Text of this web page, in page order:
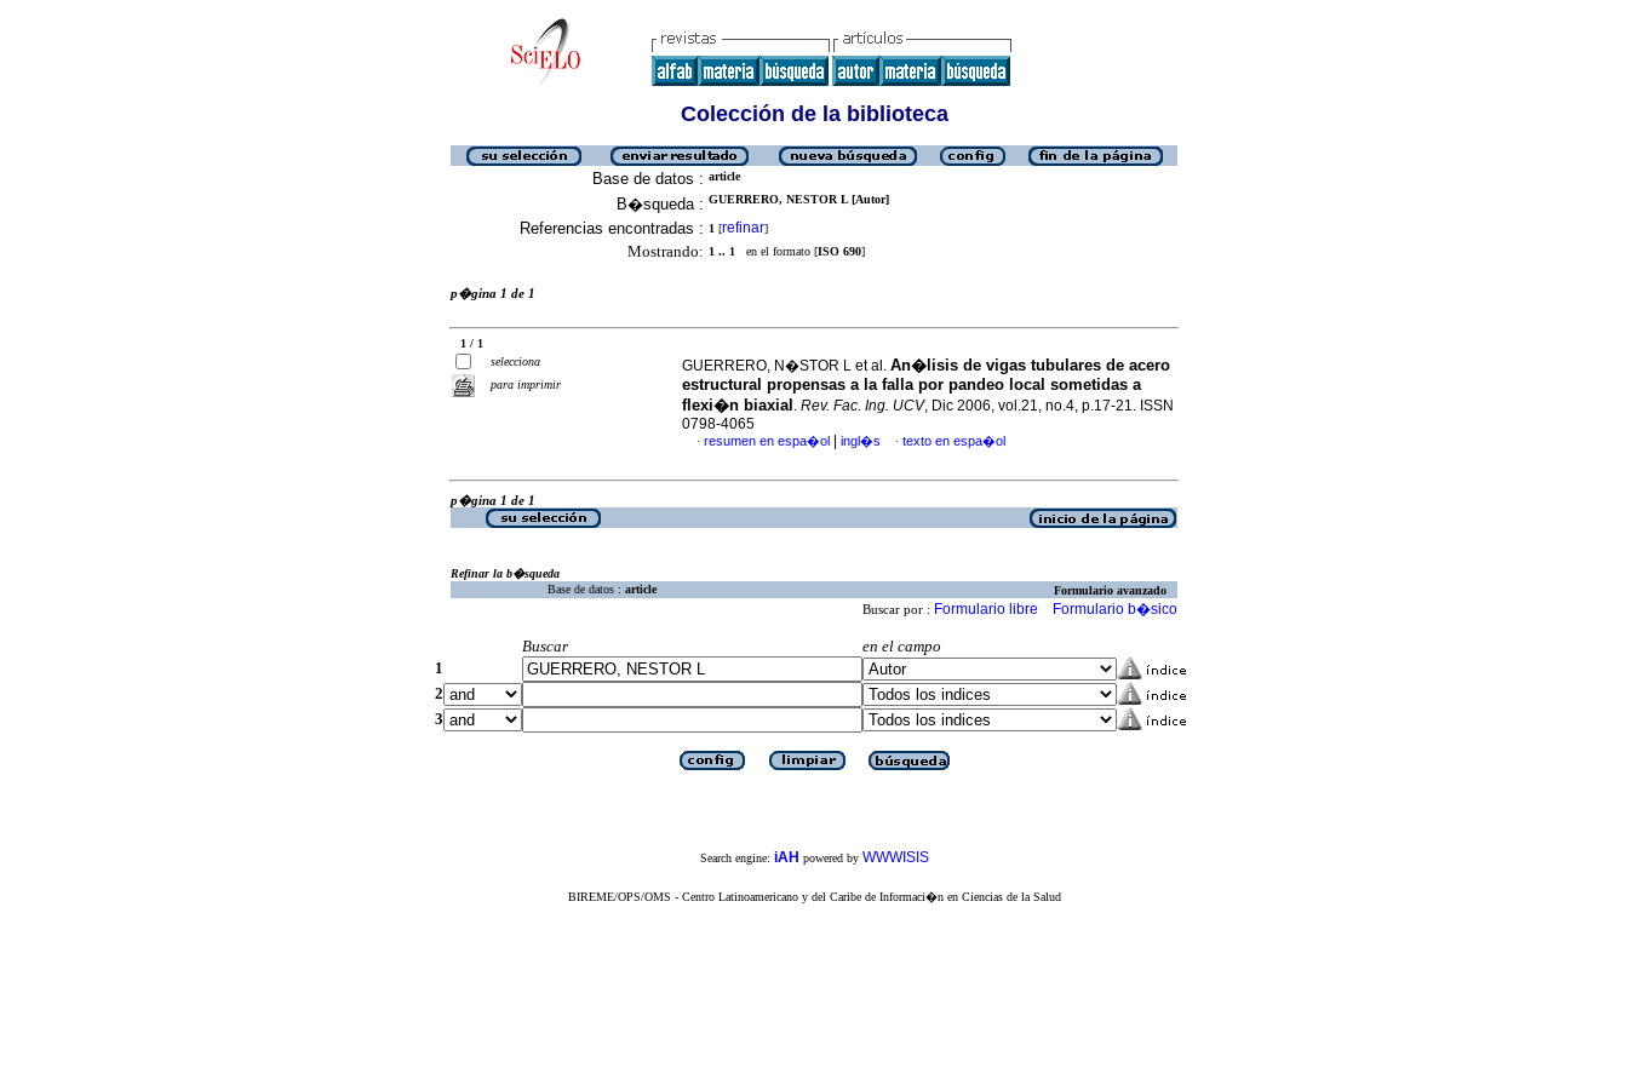
Colección de la biblioteca
Base de datos : article
B�squeda : GUERRERO, NESTOR L [Autor]
Referencias encontradas : 1 [refinar]
Mostrando: 1 .. 1 en el formato [ISO 690]
p�gina 1 de 1
1 / 1
selecciona
para imprimir
GUERRERO, N�STOR L et al. An�lisis de vigas tubulares de acero
estructural propensas a la falla por pandeo local sometidas a
flexi�n biaxial . Rev. Fac. Ing. UCV, Dic 2006, vol.21, no.4, p.17-21. ISSN
0798-4065
· resumen en espa�ol ingl�s · texto en espa�ol
p�gina 1 de 1
Refinar la b�squeda
Base de datos : article Formulario avanzado
Buscar por : Formulario libre Formulario b�sico
Buscar
en el campo
1
2
3
Search engine: iAH powered by WWWISIS
BIREME/OPS/OMS - Centro Latinoamericano y del Caribe de Informaci�n en Ciencias de la Salud